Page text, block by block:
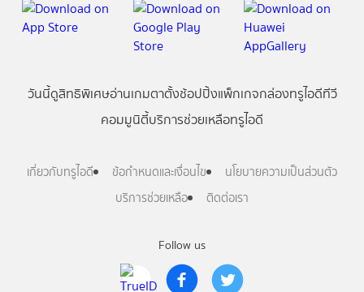
Follow us
วันนี้ดูสิทธิพิเศษอ่านเกมตาตั้งช้อปปิ้งแพ็กเกจกล่องทรูไอดีทีวี
คอมมูนิตี้บริการช่วยเหลือทรูไอดี
เกี่ยวกับทรูไอดี ข้อกำหนดและเงื่อนไข
นโยบายความเป็นส่วนตัว
บริการช่วยเหลือ
ติดต่อเรา